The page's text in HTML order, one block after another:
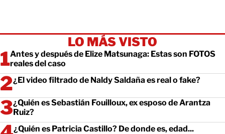
LO MÁS VISTO
Antes y después de Elize Matsunaga: Estas son FOTOS
reales del caso
¿El video filtrado de Naldy Saldaña es real o fake?
¿Quién es Sebastián Fouilloux, ex esposo de Arantza
Ruiz?
¿Quién es Patricia Castillo? De donde es, edad...